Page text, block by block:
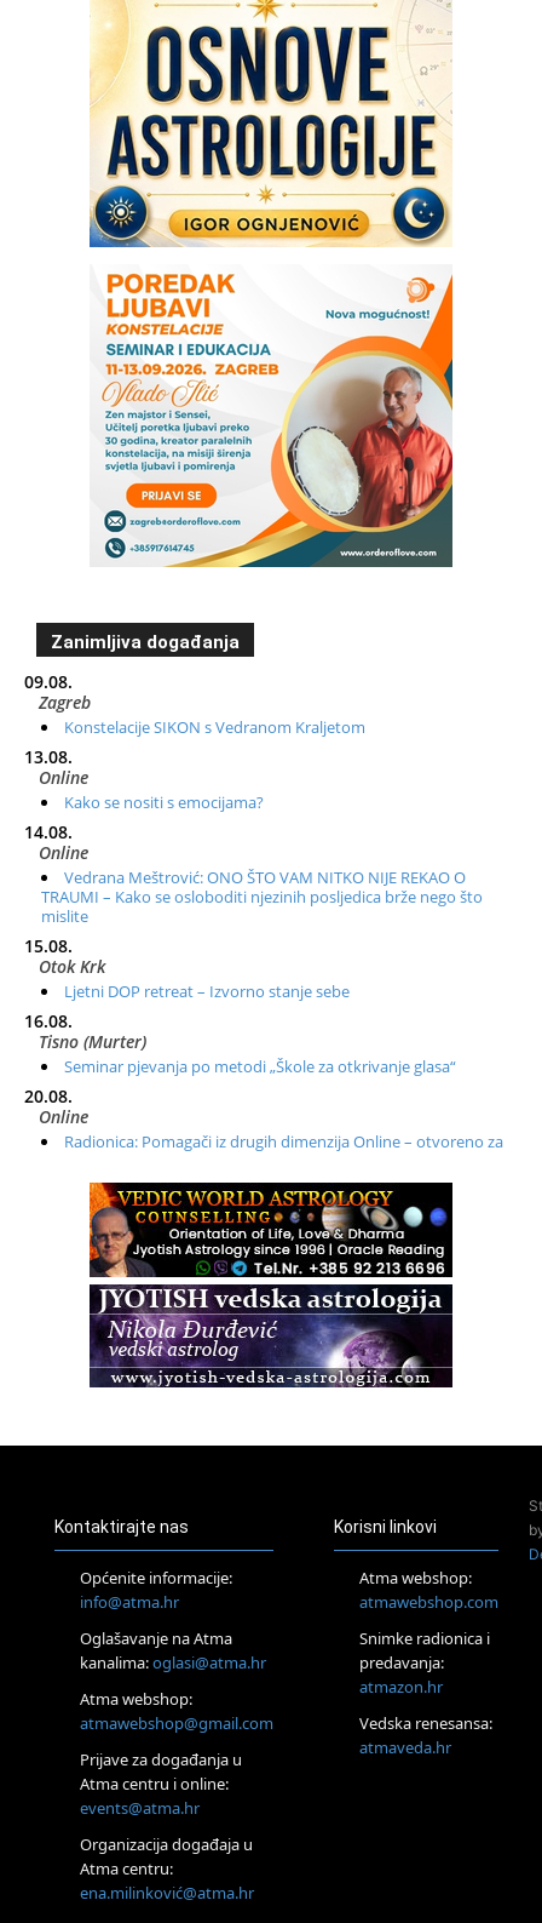
Zanimljiva događanja
09.08.
Zagreb
Konstelacije SIKON s Vedranom Kraljetom
13.08.
Online
Kako se nositi s emocijama?
14.08.
Online
Vedrana Meštrović: ONO ŠTO VAM NITKO NIJE REKAO O
TRAUMI – Kako se osloboditi njezinih posljedica brže nego što
mislite
15.08.
Otok Krk
Ljetni DOP retreat – Izvorno stanje sebe
16.08.
Tisno (Murter)
Seminar pjevanja po metodi „Škole za otkrivanje glasa“
20.08.
Online
Radionica: Pomagači iz drugih dimenzija Online – otvoreno za
Zagreb+Online
Osnovni ThetaHealing® tečaj, Zagreb i Online
Access BARS®, otpusti stres
Access Energetski Facelift®
Tečaj Višeg Vodstva, razvijanja intuicije i Akaša zapisa
25.08.
Upisi u program Profesionalni hipnoterapeut — nova
generacija kreće 25.08. 2026.
Online
Visoko
Alemka Dauskardt – Jednodnevna radionica sistemskih
konstelacija
HOD PO ŽERAVICI – Seminar koji mijenja tijelo, duh i um
SoulFest – Festival glazbe, mudrosti i zajedništva
Radoboj
Kontaktirajte nas
Općenite informacije:
info@atma.hr
Oglašavanje na Atma
kanalima:oglasi@atma.hr
Atma webshop:
atmawebshop@gmail.com
Prijave za događanja u
Atma centru i online:
events@atma.hr
Organizacija događaja u
Atma centru:
ena.milinković@atma.hr
Korisni linkovi
Atma webshop:
atmawebshop.com
Snimke radionica i
predavanja:
atmazon.hr
Vedska renesansa:
atmaveda.hr